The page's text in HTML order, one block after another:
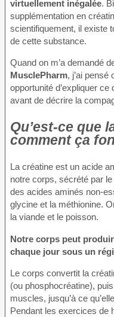
virtuellement inégalée.
supplémentation en
scientifiquement, il existe
de cette substance.
Quand on m’a demandé
MusclePharm, j’ai pensé
opportunité d’expliquer
avant de décrire la
Qu’est-ce que
comment ça
La créatine est un acide
notre corps, sécrété par
des acides aminés non-
glycine et la méthionine.
la viande et le poisson.
Notre corps peut
chaque jour sous un
Le corps convertit la
(ou phosphocréatine),
muscles, jusqu’à ce
Pendant les exercices de